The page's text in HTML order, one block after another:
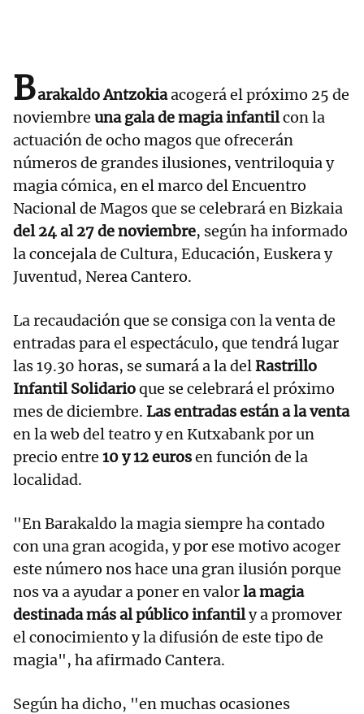
BarakaldoAntzokiaacogerá el próximo 25 de
noviembre una gala de magia infantilcon la
actuación de ocho magos que ofrecerán
números de grandes ilusiones, ventriloquia y
magia cómica, en el marco del Encuentro
Nacional de Magos que se celebrará en Bizkaia
del 24 al 27 de noviembre, según ha informado
la concejala de Cultura, Educación, Euskera y
Juventud, Nerea Cantero.
La recaudación que se consiga con la venta de
entradas para el espectáculo, que tendrá lugar
las 19.30 horas, se sumará a la delRastrillo
Infantil Solidarioque se celebrará el próximo
mes de diciembre. Las entradas están a la venta
en la web del teatro y en Kutxabank por un
precio entre 10 y 12 eurosen función de la
localidad.
"En Barakaldo la magia siempre ha contado
con una gran acogida, y por ese motivo acoger
este número nos hace una gran ilusión porque
nos va a ayudar a poner en valorla magia
destinada más al público infantily a promover
el conocimiento y la difusión de este tipo de
magia", ha afirmado Cantera.
Según ha dicho, "en muchas ocasiones